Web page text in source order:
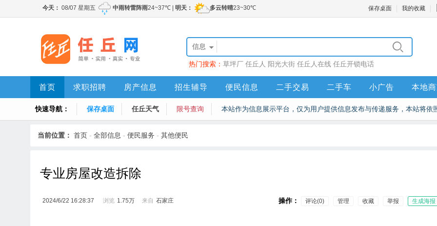
保存桌面 我的收藏
信息
热门搜索： 草坪厂 任丘人 阳光大街 任丘人在线 任丘开锁电话
首页 求职招聘 房产信息 招生辅导 便民信息 二手交易 二手车 小广告 本地
快速导航： 保存桌面 任丘天气 限号查询 本站作为信息展示平台，仅为用户提供信息发布与传递服务，本站将
当前位置： 首页 - 全部信息 - 便民服务 - 其他便民
专业房屋改造拆除
2024/6/22 16:28:37 浏览 1.75万 来自 石家庄 操作： 评论(0) 管理 收藏 举报 生成海报